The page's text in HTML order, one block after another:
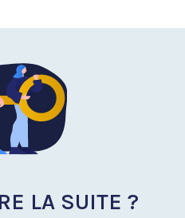
LA SUITE ?